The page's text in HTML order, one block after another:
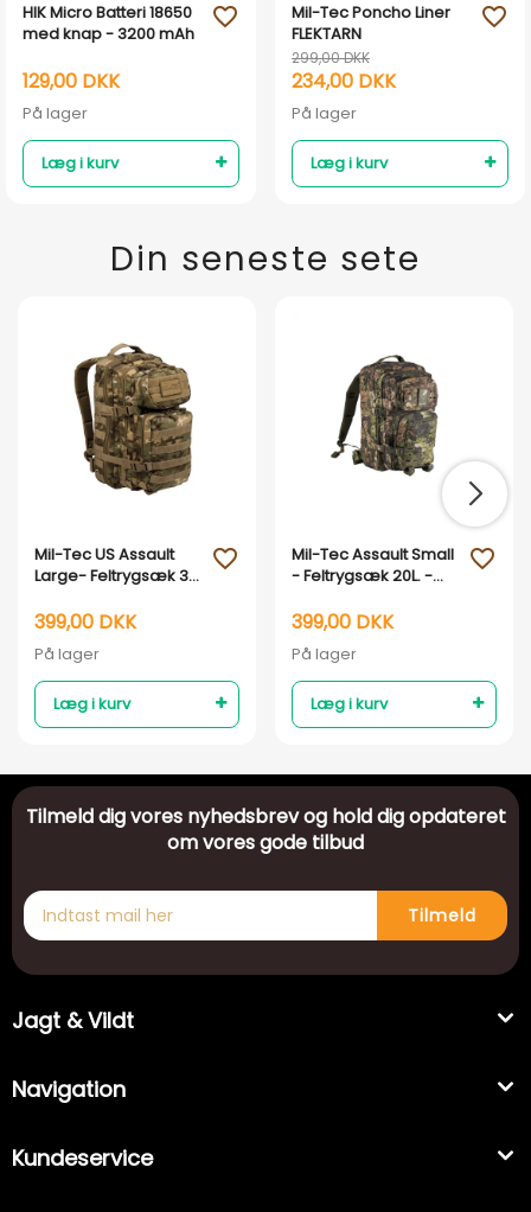
HIK Micro Batteri 18650
med knap - 3200 mAh
129,00 DKK
På lager
Læg i kurv
favorite_outline
Mil-Tec Poncho Liner
FLEKTARN
299,00 DKK
234,00 DKK
På lager
Læg i kurv
favorite_outline
Din seneste sete
Mil-Tec US Assault
Large- Feltrygsæk 36
399,00 DKK
På lager
Læg i kurv
favorite_outline
Mil-Tec Assault Small
- Feltrygsæk 20L. -
399,00 DKK
På lager
Læg i kurv
favorite_outline
Tilmeld dig vores nyhedsbrev og hold dig opdateret
om vores gode tilbud
Tilmeld
Jagt & Vildt
Navigation
Kundeservice